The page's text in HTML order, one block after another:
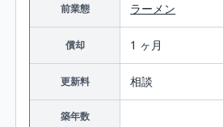
前業態 ラーメン
償却 1 ヶ月
更新料 相談
築年数